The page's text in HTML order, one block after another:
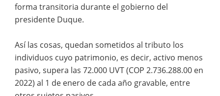
forma transitoria durante el gobierno del
presidente Duque.
Así las cosas, quedan sometidos al tributo los
individuos cuyo patrimonio, es decir, activo menos
pasivo, supera las 72.000 UVT (COP 2.736.288.00 en
2022) al 1 de enero de cada año gravable, entre